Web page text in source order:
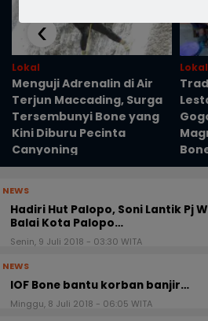
Lokal
Menguji Adrenalin di Air
Terjun Maccading, Surga
Tersembunyi Bone yang
Kini Diburu Pecinta
Canyoning
Lokal
‹
NEWS
Hadiri Hut Palopo, Soni Lantik Pj
Balai Kota Palopo…
Senin, 9 Juli 2018 - 03:30 WITA
NEWS
IOF Bone bantu korban banjir…
Minggu, 8 Juli 2018 - 06:05 WITA